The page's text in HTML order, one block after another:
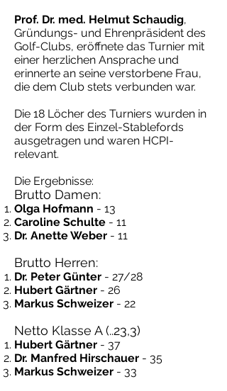
Prof. Dr. med. Helmut Schaudig,
Gründungs- und Ehrenpräsident des
Golf-Clubs, eröffnete das Turnier mit
einer herzlichen Ansprache und
erinnerte an seine verstorbene Frau,
die dem Club stets verbunden war.
Die 18 Löcher des Turniers wurden in
der Form des Einzel-Stablefords
ausgetragen und waren HCPI-
relevant.
Die Ergebnisse:
Brutto Damen:
Olga Hofmann - 13
Caroline Schulte - 11
Dr. Anette Weber - 11
Brutto Herren:
Dr. Peter Günter - 27/28
Hubert Gärtner - 26
Markus Schweizer - 22
Netto Klasse A (..23,3)
Hubert Gärtner - 37
Dr. Manfred Hirschauer - 35
Markus Schweizer - 33